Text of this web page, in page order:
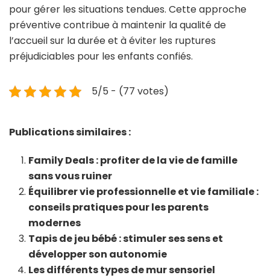
pour gérer les situations tendues. Cette approche
préventive contribue à maintenir la qualité de
l’accueil sur la durée et à éviter les ruptures
préjudiciables pour les enfants confiés.
5/5 - (77 votes)
Publications similaires :
Family Deals : profiter de la vie de famille
sans vous ruiner
Équilibrer vie professionnelle et vie familiale :
conseils pratiques pour les parents
modernes
Tapis de jeu bébé : stimuler ses sens et
développer son autonomie
Les différents types de mur sensoriel